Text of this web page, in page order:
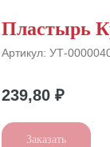
Пластырь
Артикул: УТ-
239,80 ₽
Заказать